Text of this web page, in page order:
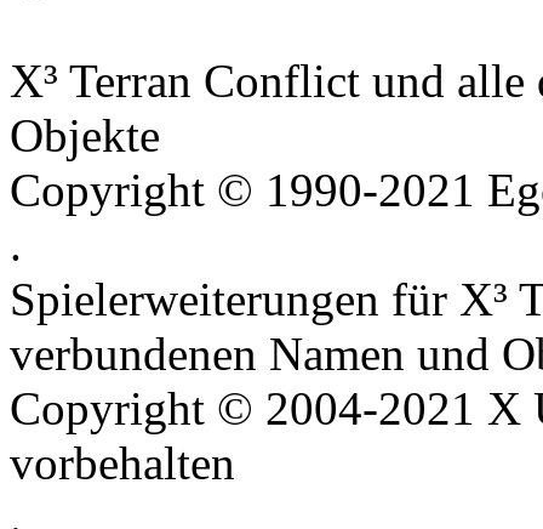
X³ Terran Conflict und
Objekte
Copyright © 1990-2021
.
Spielerweiterungen für X³
verbundenen Namen und
Copyright © 2004-2021 X
vorbehalten
.